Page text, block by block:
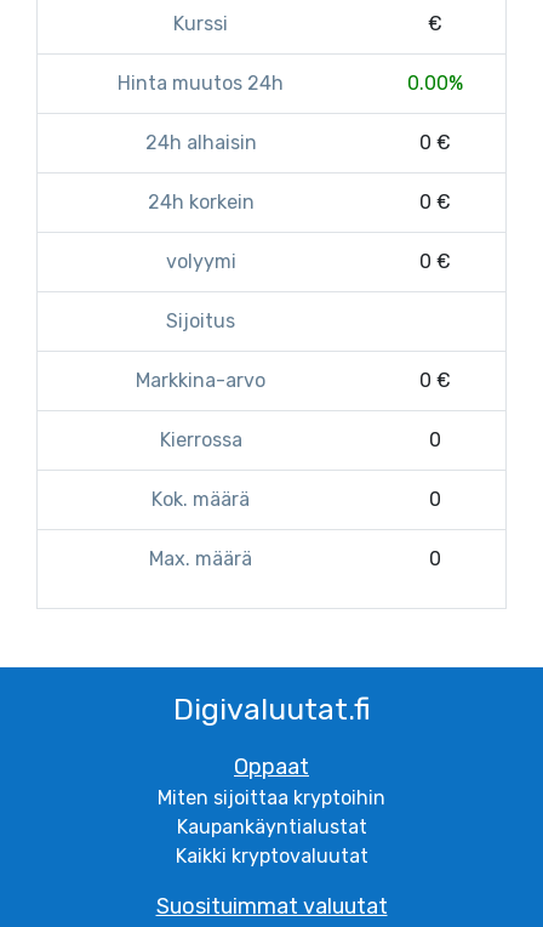
Kurssi €
Hinta muutos 24h 0.00%
24h alhaisin 0 €
24h korkein 0 €
volyymi 0 €
Sijoitus
Markkina-arvo 0 €
Kierrossa 0
Kok. määrä 0
Max. määrä 0
Digivaluutat.fi
Oppaat
Miten sijoittaa kryptoihin
Kaupankäyntialustat
Kaikki kryptovaluutat
Suosituimmat valuutat